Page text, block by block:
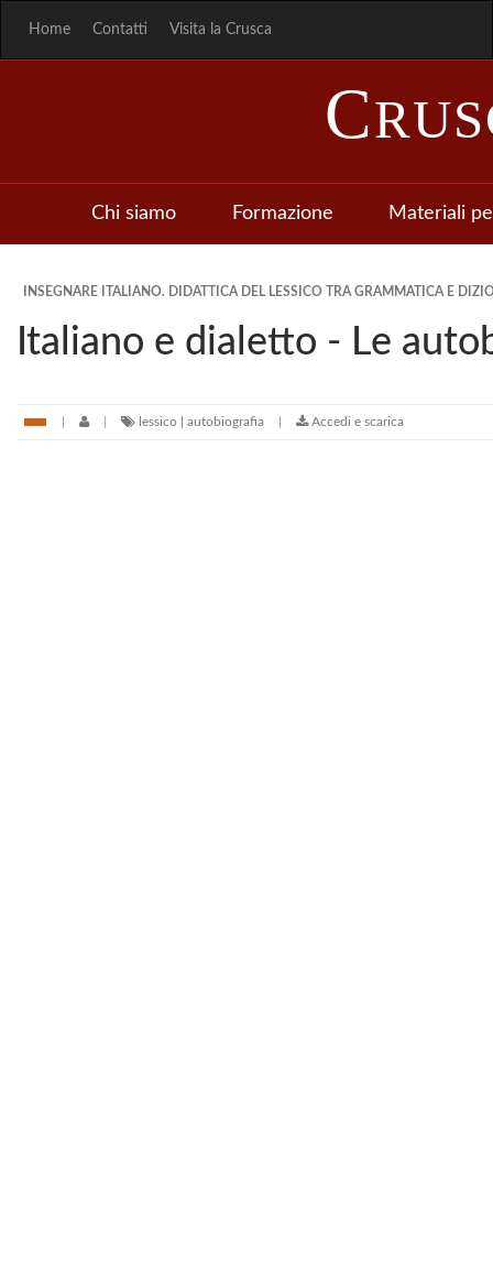
Home Contatti Visita la Crusca
C
Chi siamo Formazione Materiali
INSEGNARE ITALIANO. DIDATTICA DEL LESSICO TRA GRAMMATICA E
Italiano e dialetto - Le
lessico | autobiografia Accedi e scarica